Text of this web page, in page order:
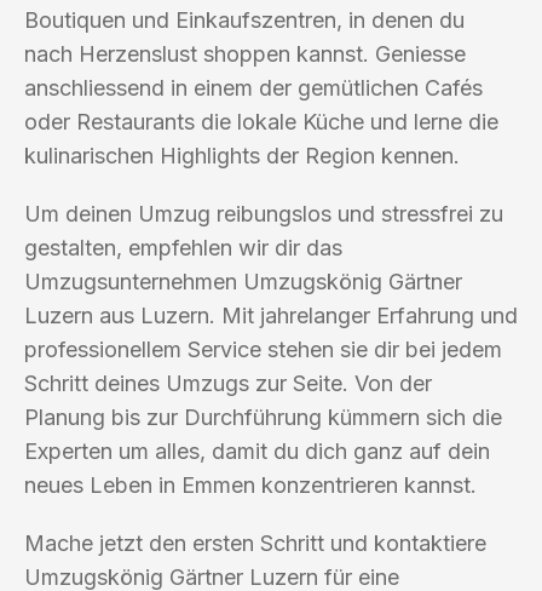
Boutiquen und Einkaufszentren, in denen du
nach Herzenslust shoppen kannst. Geniesse
anschliessend in einem der gemütlichen Cafés
oder Restaurants die lokale Küche und lerne die
kulinarischen Highlights der Region kennen.
Um deinen Umzug reibungslos und stressfrei zu
gestalten, empfehlen wir dir das
Umzugsunternehmen Umzugskönig Gärtner
Luzern aus Luzern. Mit jahrelanger Erfahrung und
professionellem Service stehen sie dir bei jedem
Schritt deines Umzugs zur Seite. Von der
Planung bis zur Durchführung kümmern sich die
Experten um alles, damit du dich ganz auf dein
neues Leben in Emmen konzentrieren kannst.
Mache jetzt den ersten Schritt und kontaktiere
Umzugskönig Gärtner Luzern für eine